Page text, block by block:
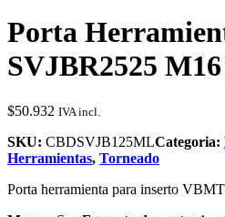
Porta
SVJBR2525 M16
$50.932 IVA incl.
SKU: CBDSVJB125MLCategoria:
Herramientas, Torneado
Porta herramienta para inserto